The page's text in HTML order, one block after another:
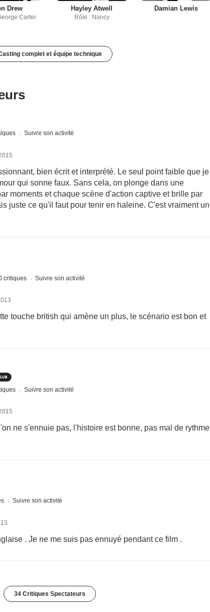
Drew
Carter
Hayley Atwell
Rôle : Nancy
Damian Lewis
complet et équipe technique
Suivre son activité
bien écrit et interprété. Le seul point faible que je
qui sonne faux. Sans cela, on plonge dans une
moments et chaque scène d'action captive et brille par
juste ce qu'il faut pour tenir en haleine. C'est vraiment un
critiques Suivre son activité
touche british qui amène un plus, le scénario est bon et
Suivre son activité
ne s'ennuie pas, l'histoire est bonne, pas mal de rythme
Suivre son activité
. Je ne me suis pas ennuyé pendant ce film .
34 Critiques Spectateurs